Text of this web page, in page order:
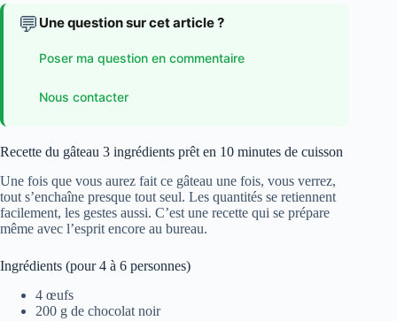
💬 Une question sur cet article ?
Poser ma question en commentaire
Nous contacter
Recette du gâteau 3 ingrédients prêt en 10 minutes de cuisson
Une fois que vous aurez fait ce gâteau une fois, vous verrez,
tout s’enchaîne presque tout seul. Les quantités se retiennent
facilement, les gestes aussi. C’est une recette qui se prépare
même avec l’esprit encore au bureau.
Ingrédients (pour 4 à 6 personnes)
4 œufs
200 g de chocolat noir